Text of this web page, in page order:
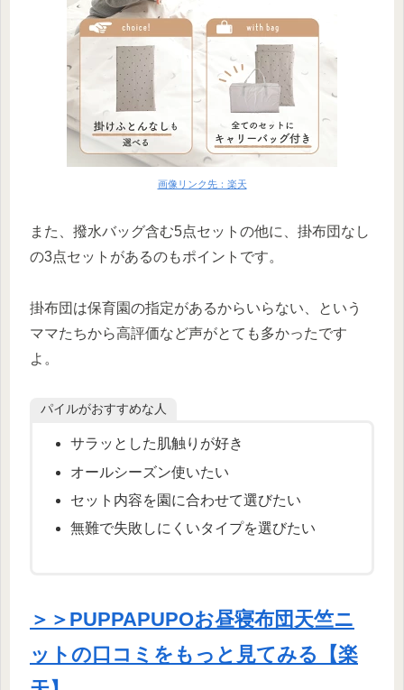
画像リンク先：楽天
また、撥水バッグ含む5点セットの他に、掛布団なし
の3点セットがあるのもポイントです。
掛布団は保育園の指定があるからいらない、という
ママたちから高評価など声がとても多かったです
よ。
パイルがおすすめな人
サラッとした肌触りが好き
オールシーズン使いたい
セット内容を園に合わせて選びたい
無難で失敗しにくいタイプを選びたい
＞＞PUPPAPUPOお昼寝布団天竺ニ
ットの口コミをもっと見てみる【楽